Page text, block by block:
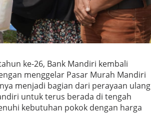
ke-26, Bank Mandiri kembali
menggelar Pasar Murah Mandiri
menjadi bagian dari perayaan ulang
untuk terus berada di tengah
kebutuhan pokok dengan harga